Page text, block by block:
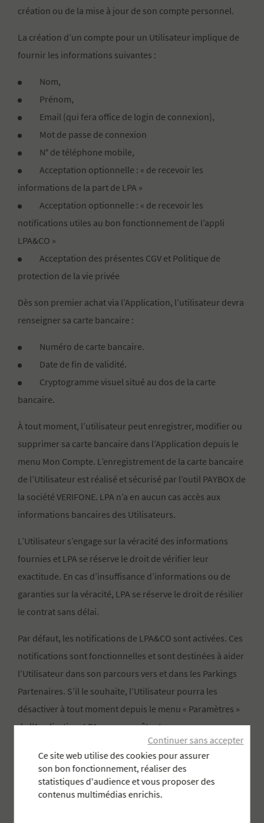
création ou de la mise à jour de son compte personnel.
La création d’un compte pour un Utilisateur implique de
fournir les informations suivantes :
Nom,
Prénom,
Email (qui fera office de login de connexion),
Mot de passe de connexion
N° de téléphone mobile,
Acceptation optionnelle : « de recevoir les
informations de la part de LPA »
Acceptation optionnelle : « de recevoir les
notifications utiles au bon fonctionnement de l’appli
LPA&CO »
Acceptation des présentes CGV et Politique de
protection de la vie privée
Dès son premier achat via l’Application, l’utilisateur devra
renseigner sa carte bancaire :
Numéro de carte bancaire.
Date de fin de validité.
Cryptogramme visuel situé au dos de la carte
bancaire.
À tout moment, l’utilisateur peut enregistrer, modifier ou
supprimer sa carte bancaire dans l’Application depuis le
menu Mon Compte. L’enregistrement de la carte bancaire
de l’Utilisateur est réalisé et sécurisé par l’outil PAYBOX de
la société VERIFONE. LPA n’a en aucun cas accès aux
informations bancaires des Utilisateurs.
L’Utilisateur s’engage sur la véracité des informations
fournies et LPA se réserve le droit de vérifier leur
exactitude. En cas d’insuffisance d’informations ou de
garanties sur la véracité, LPA se réserve le droit de résilier
le contrat sans délai.
Par défaut, les notifications de LPA&CO sont activées. Ces
notifications sont fonctionnelles et sont destinées à aider
l’Utilisateur dans son parcours vers et dans les Parkings
Partenaires. S’il le souhaite, l’Utilisateur pourra les
désactiver à tout moment depuis le menu « Paramètres »
de l’Application. LPA ne pourra être tenue pour
responsable de l’absence de ces notifications utiles au
bon parcours de l’Utilisateur.
Lorsque l’Utilisateur a une Réservation ou un
Ce site web utilise des cookies pour assurer
son bon fonctionnement, réaliser des
statistiques d'audience et vous proposer des
contenus multimédias enrichis.
Continuer sans accepter